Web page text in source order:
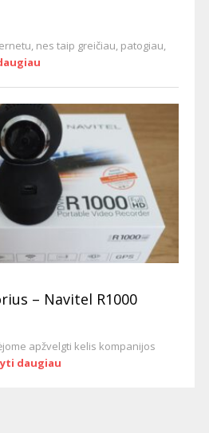
nes taip greičiau, patogiau,
– Navitel R1000
apžvelgti kelis kompanijos
daugiau